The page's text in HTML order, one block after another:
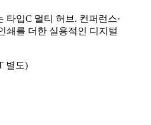
타입C 멀티 허브. 컨퍼런스·
쇄를 더한 실용적인 디지털
별도)